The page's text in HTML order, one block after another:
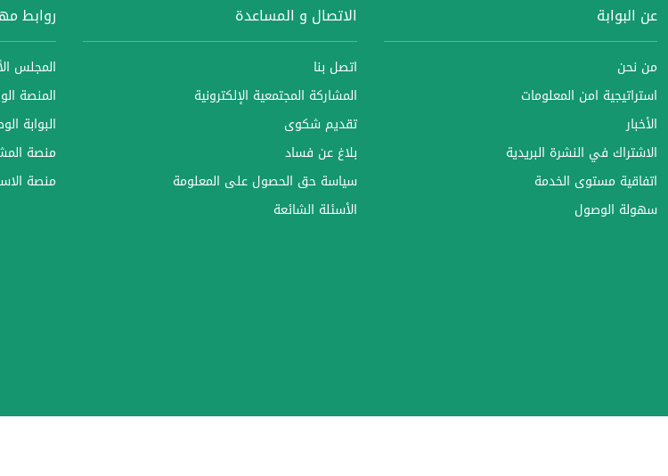
عن البوابة
من نحن
استراتيجية امن المعلومات
الأخبار
الاشتراك في النشرة البريدية
اتفاقية مستوى الخدمة
سهولة الوصول
الاتصال و المساعدة
اتصل بنا
المشاركة المجتمعية الإلكترونية
تقديم شكوى
بلاغ عن فساد
سياسة حق الحصول على المعلومة
الأسئلة الشائعة
روابط
المجلس
المنصة
البوابة
منصة
منصة